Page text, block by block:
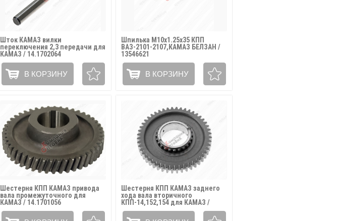
Шток КАМАЗ вилки
переключения 2,3 передачи для
КАМАЗ / 14.1702064
В КОРЗИНУ
Шпилька М10х1.25х35 КПП
ВАЗ-2101-2107,КАМАЗ БЕЛЗАН /
13546621
В КОРЗИНУ
Шестерня КПП КАМАЗ привода
вала промежуточного для
КАМАЗ / 14.1701056
Шестерня КПП КАМАЗ заднего
хода вала вторичного
КПП-14,152,154 для КАМАЗ /
14.1701140